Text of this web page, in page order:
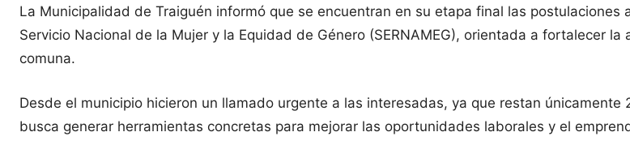
La Municipalidad de Traiguén informó que se encuentran en su etapa final las
Servicio Nacional de la Mujer y la Equidad de Género (SERNAMEG), orientada a fortalecer
comuna.
Desde el municipio hicieron un llamado urgente a las interesadas, ya que restan
busca generar herramientas concretas para mejorar las oportunidades laborales y el